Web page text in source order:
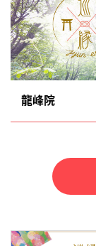
龍峰院